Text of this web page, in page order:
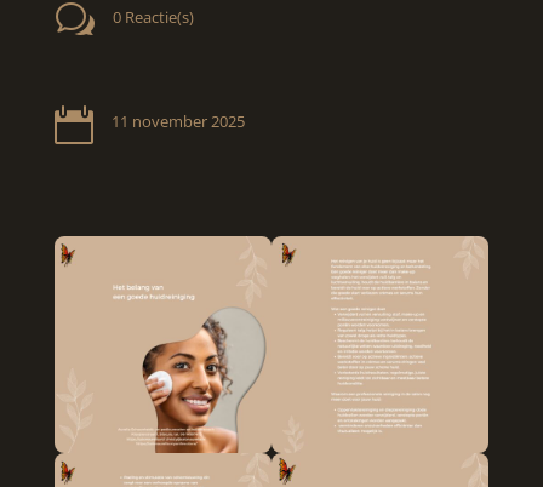
w 0 Reactie(s)
 11 november 2025